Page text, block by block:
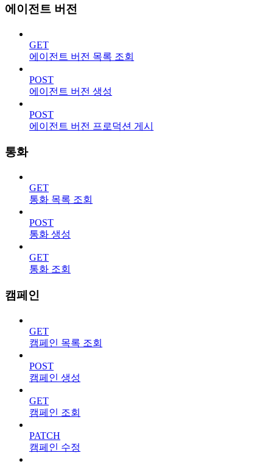
에이전트 버전
GET
에이전트 버전 목록 조회
POST
에이전트 버전 생성
POST
에이전트 버전 프로덕션 게시
통화
GET
통화 목록 조회
POST
통화 생성
GET
통화 조회
캠페인
GET
캠페인 목록 조회
POST
캠페인 생성
GET
캠페인 조회
PATCH
캠페인 수정